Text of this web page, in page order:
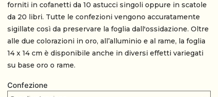
forniti in cofanetti da 10 astucci singoli oppure in scatole
da 20 libri. Tutte le confezioni vengono accuratamente
sigillate così da preservare la foglia dall'ossidazione. Oltre
alle due colorazioni in oro, all’alluminio e al rame, la foglia
14 x 14 cm è disponibile anche in diversi effetti variegati
su base oro o rame.
Confezione